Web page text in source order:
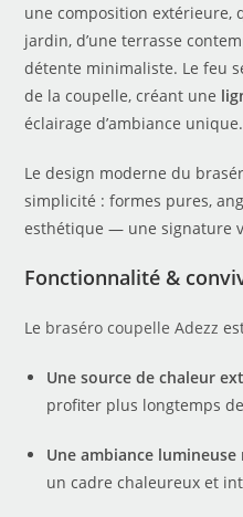
une composition extérieure,
jardin, d’une terrasse
détente minimaliste. Le feu
de la coupelle, créant une
éclairage d’ambiance unique.
Le design moderne du
simplicité : formes pures,
esthétique — une signature
Fonctionnalité &
Le braséro coupelle Adezz
Une source de chaleur
profiter plus longtemps
Une ambiance
un cadre chaleureux et